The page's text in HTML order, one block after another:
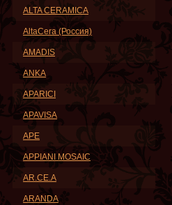
ALTA CERAMICA
AltaCera (Россия)
AMADIS
ANKA
APARICI
APAVISA
APE
APPIANI MOSAIC
AR.CE.A
ARANDA